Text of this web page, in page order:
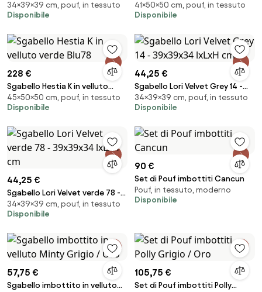
x l39x34 cm
34×39×39 cm, pouf, in tessuto
Disponibile
grigio - Blu14
41×50×50 cm, pouf, in tessuto
Disponibile
228 €
Sgabello Hestia K in velluto
verde Blu78
45×50×50 cm, pouf, in tessuto
Disponibile
44,25 €
Sgabello Lori Velvet Grey 14 -
39x39x34 lxLxH cm
34×39×39 cm, pouf, in tessuto
Disponibile
44,25 €
Sgabello Lori Velvet verde 78 -
39x39x34 lxLxH cm
34×39×39 cm, pouf, in tessuto
Disponibile
90 €
Set di Pouf imbottiti Cancun
Pouf, in tessuto, moderno
Disponibile
57,75 €
Sgabello imbottito in velluto
105,75 €
Set di Pouf imbottiti Polly